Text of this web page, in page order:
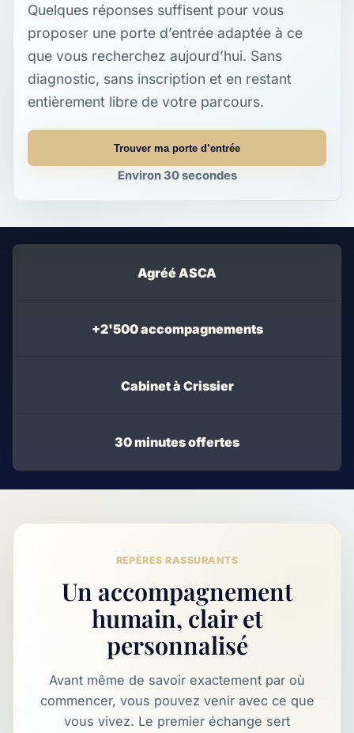
Quelques réponses suffisent pour vous
proposer une porte d’entrée adaptée à ce
que vous recherchez aujourd’hui. Sans
diagnostic, sans inscription et en restant
entièrement libre de votre parcours.
Trouver ma porte d’entrée
Environ 30 secondes
Agréé ASCA
+2'500 accompagnements
Cabinet à Crissier
30 minutes offertes
REPÈRES RASSURANTS
Un accompagnement
humain, clair et
personnalisé
Avant même de savoir exactement par où
commencer, vous pouvez venir avec ce que
vous vivez. Le premier échange sert